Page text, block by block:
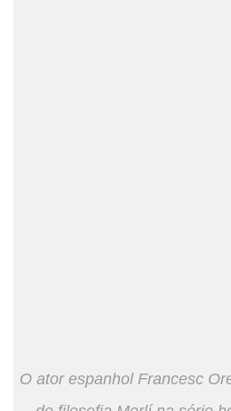
O ator espanhol Francesc